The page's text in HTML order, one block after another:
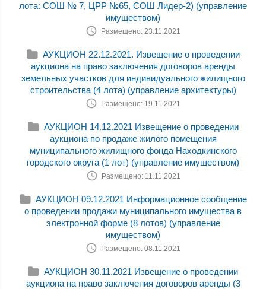
лота: СОШ № 7, ЦРР №65, СОШ Лидер-2) (управление
имуществом)
Размещено: 23.11.2021
АУКЦИОН 22.12.2021. Извещение о проведении
аукциона на право заключения договоров аренды
земельных участков для индивидуального жилищного
строительства (4 лота) (управление архитектуры)
Размещено: 19.11.2021
АУКЦИОН 14.12.2021 Извещение о проведении
аукциона по продаже жилого помещения
муниципального жилищного фонда Находкинского
городского округа (1 лот) (управление имуществом)
Размещено: 11.11.2021
АУКЦИОН 09.12.2021 Информационное сообщение
о проведении продажи муниципального имущества в
электронной форме (8 лотов) (управление
имуществом)
Размещено: 08.11.2021
АУКЦИОН 30.11.2021 Извещение о проведении
аукциона на право заключения договоров аренды (3